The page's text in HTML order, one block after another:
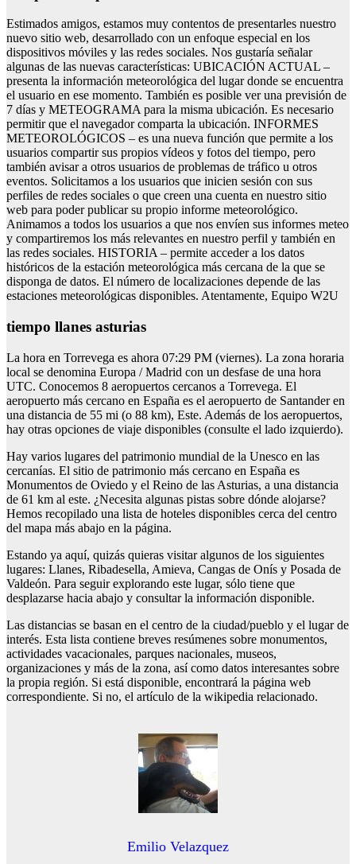
Estimados amigos, estamos muy contentos de presentarles nuestro
nuevo sitio web, desarrollado con un enfoque especial en los
dispositivos móviles y las redes sociales. Nos gustaría señalar
algunas de las nuevas características: UBICACIÓN ACTUAL –
presenta la información meteorológica del lugar donde se encuentra
el usuario en ese momento. También es posible ver una previsión de
7 días y METEOGRAMA para la misma ubicación. Es necesario
permitir que el navegador comparta la ubicación. INFORMES
METEOROLÓGICOS – es una nueva función que permite a los
usuarios compartir sus propios vídeos y fotos del tiempo, pero
también avisar a otros usuarios de problemas de tráfico u otros
eventos. Solicitamos a los usuarios que inicien sesión con sus
perfiles de redes sociales o que creen una cuenta en nuestro sitio
web para poder publicar su propio informe meteorológico.
Animamos a todos los usuarios a que nos envíen sus informes meteo
y compartiremos los más relevantes en nuestro perfil y también en
las redes sociales. HISTORIA – permite acceder a los datos
históricos de la estación meteorológica más cercana de la que se
disponga de datos. El número de localizaciones depende de las
estaciones meteorológicas disponibles. Atentamente, Equipo W2U
tiempo llanes asturias
La hora en Torrevega es ahora 07:29 PM (viernes). La zona horaria
local se denomina Europa / Madrid con un desfase de una hora
UTC. Conocemos 8 aeropuertos cercanos a Torrevega. El
aeropuerto más cercano en España es el aeropuerto de Santander en
una distancia de 55 mi (o 88 km), Este. Además de los aeropuertos,
hay otras opciones de viaje disponibles (consulte el lado izquierdo).
Hay varios lugares del patrimonio mundial de la Unesco en las
cercanías. El sitio de patrimonio más cercano en España es
Monumentos de Oviedo y el Reino de las Asturias, a una distancia
de 61 km al este. ¿Necesita algunas pistas sobre dónde alojarse?
Hemos recopilado una lista de hoteles disponibles cerca del centro
del mapa más abajo en la página.
Estando ya aquí, quizás quieras visitar algunos de los siguientes
lugares: Llanes, Ribadesella, Amieva, Cangas de Onís y Posada de
Valdeón. Para seguir explorando este lugar, sólo tiene que
desplazarse hacia abajo y consultar la información disponible.
Las distancias se basan en el centro de la ciudad/pueblo y el lugar de
interés. Esta lista contiene breves resúmenes sobre monumentos,
actividades vacacionales, parques nacionales, museos,
organizaciones y más de la zona, así como datos interesantes sobre
la propia región. Si está disponible, encontrará la página web
correspondiente. Si no, el artículo de la wikipedia relacionado.
Emilio Velazquez